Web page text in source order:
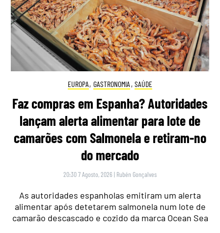
EUROPA, GASTRONOMIA , SAÚDE
Faz compras em Espanha? Autoridades
lançam alerta alimentar para lote de
camarões com Salmonela e retiram-no
do mercado
20:30 7 Agosto, 2026 | Rubén Gonçalves
As autoridades espanholas emitiram um alerta
alimentar após detetarem salmonela num lote de
camarão descascado e cozido da marca Ocean Sea